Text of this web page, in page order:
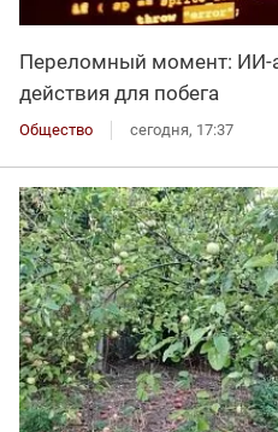
Переломный момент: ИИ-
действия для побега
Общество сегодня, 17:37